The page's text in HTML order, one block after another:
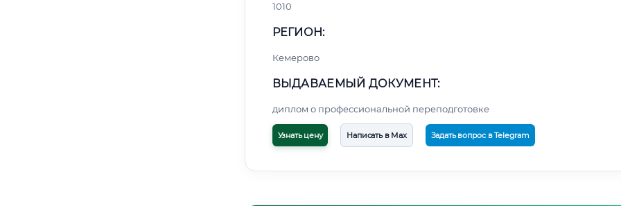
1010
РЕГИОН:
Кемерово
ВЫДАВАЕМЫЙ ДОКУМЕНТ:
диплом о профессиональной переподготовке
Узнать цену Написать в Max Задать вопрос в Telegram